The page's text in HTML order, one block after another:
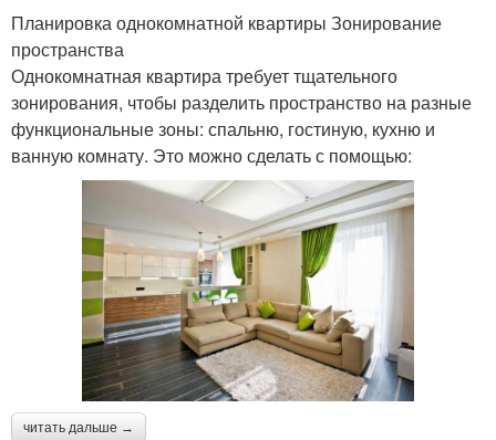
Планировка однокомнатной квартиры Зонирование
пространства
Однокомнатная квартира требует тщательного
зонирования, чтобы разделить пространство на разные
функциональные зоны: спальню, гостиную, кухню и
ванную комнату. Это можно сделать с помощью:
читать дальше →